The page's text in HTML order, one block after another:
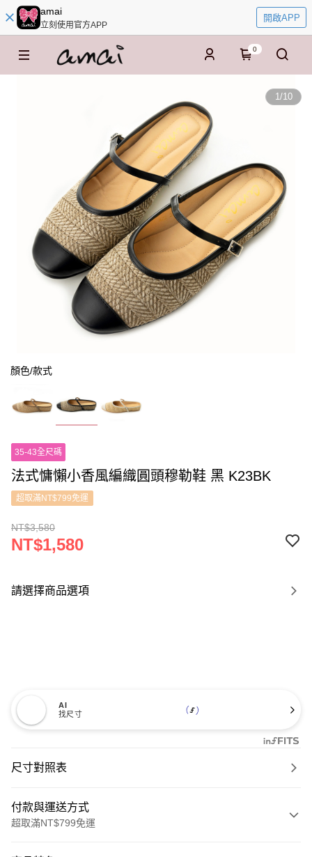
amai
立刻使用官方APP
開啟APP
0
1/10
顏色/款式
35-43全尺碼
法式慵懶小香風編織圓頭穆勒鞋 黑 K23BK
超取滿NT$799免運
NT$3,580
NT$1,580
請選擇商品選項
AI
找尺寸
尺寸對照表
付款與運送方式
超取滿NT$799免運